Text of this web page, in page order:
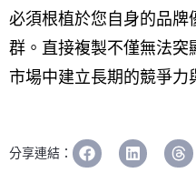
必須根植於您自身的品
群。直接複製不僅無法突
市場中建立長期的競爭力
分享連結：